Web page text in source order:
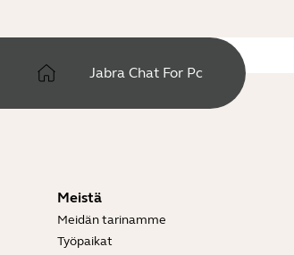
Jabra Chat For Pc
Meistä
Meidän tarinamme
Työpaikat